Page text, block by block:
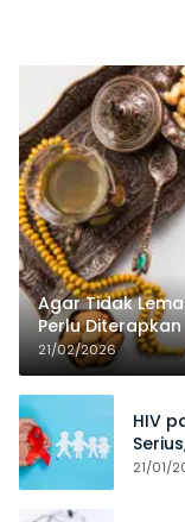
Agar Tidak
Perlu Diterapkan
21/02/2026
HIV
21/01/